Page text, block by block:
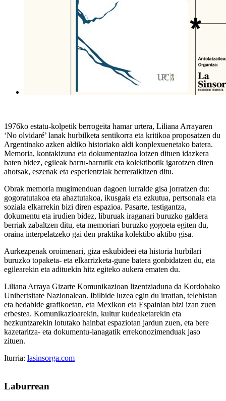
1976ko estatu-kolpetik berrogeita hamar urtera, Liliana Arrayaren
‘No olvidaré’ lanak hurbilketa sentikorra eta kritikoa proposatzen du
Argentinako azken aldiko historiako aldi konplexuenetako batera.
Memoria, kontakizuna eta dokumentazioa lotzen dituen idazkera
baten bidez, egileak barru-barrutik eta kolektibotik igarotzen diren
ahotsak, eszenak eta esperientziak berreraikitzen ditu.
Obrak memoria mugimenduan dagoen lurralde gisa jorratzen du:
gogoratutakoa eta ahaztutakoa, ikusgaia eta ezkutua, pertsonala eta
soziala elkarrekin bizi diren espazioa. Pasarte, testigantza,
dokumentu eta irudien bidez, liburuak iraganari buruzko galdera
berriak zabaltzen ditu, eta memoriari buruzko gogoeta egiten du,
oraina interpelatzeko gai den praktika kolektibo aktibo gisa.
Aurkezpenak oroimenari, giza eskubideei eta historia hurbilari
buruzko topaketa- eta elkarrizketa-gune batera gonbidatzen du, eta
egilearekin eta adituekin hitz egiteko aukera ematen du.
Liliana Arraya Gizarte Komunikazioan lizentziaduna da Kordobako
Unibertsitate Nazionalean. Ibilbide luzea egin du irratian, telebistan
eta hedabide grafikoetan, eta Mexikon eta Espainian bizi izan zuen
erbestea. Komunikazioarekin, kultur kudeaketarekin eta
hezkuntzarekin lotutako hainbat espaziotan jardun zuen, eta bere
kazetaritza- eta dokumentu-lanagatik errekonozimenduak jaso
zituen.
Iturria: lasinsorga.com
Laburrean